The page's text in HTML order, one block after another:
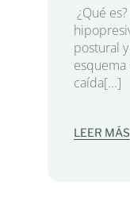
¿Qué
postural
esquema
caída[...]
LEER MÁS